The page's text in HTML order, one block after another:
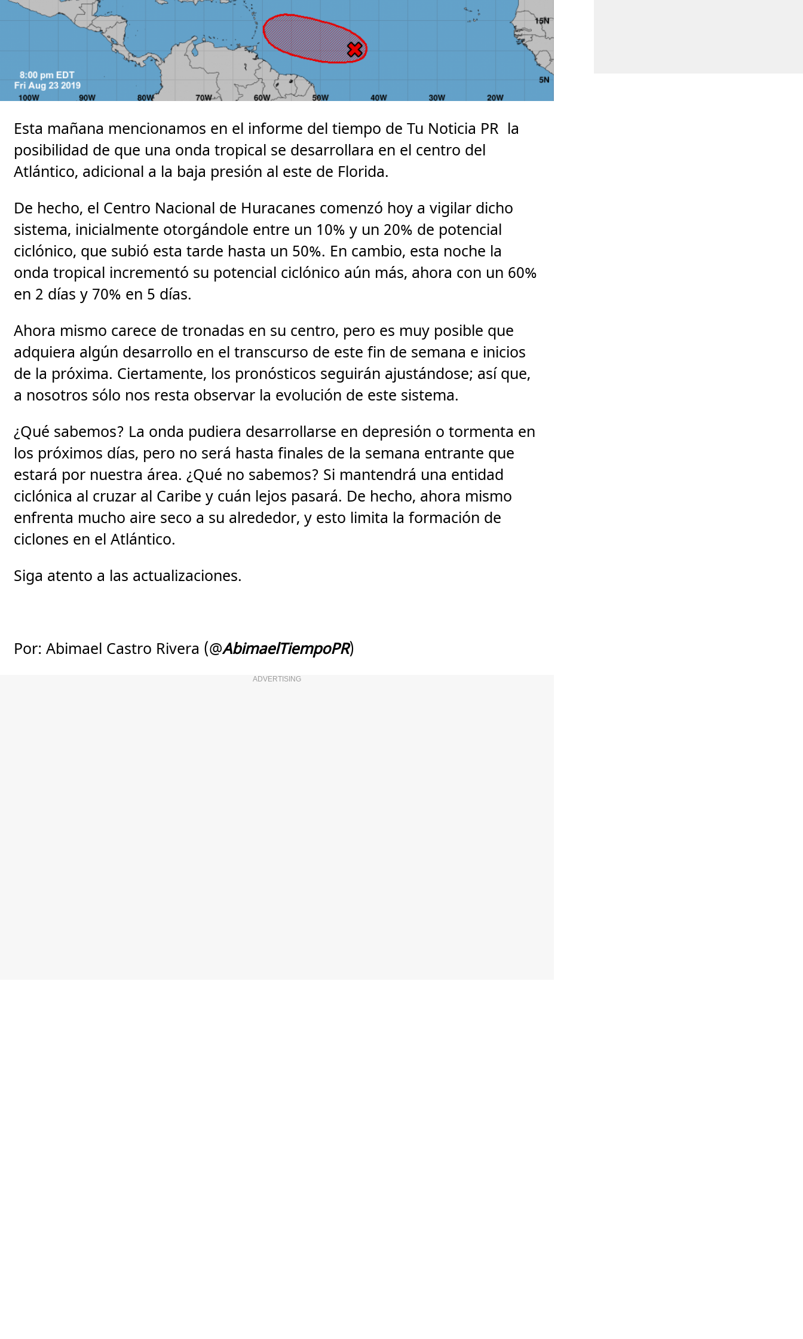
Esta mañana mencionamos en el informe del tiempo de Tu Noticia PR la
posibilidad de que una onda tropical se desarrollara en el centro del
Atlántico, adicional a la baja presión al este de Florida.
De hecho, el Centro Nacional de Huracanes comenzó hoy a vigilar dicho
sistema, inicialmente otorgándole entre un 10% y un 20% de potencial
ciclónico, que subió esta tarde hasta un 50%. En cambio, esta noche la
onda tropical incrementó su potencial ciclónico aún más, ahora con un 60%
en 2 días y 70% en 5 días.
Ahora mismo carece de tronadas en su centro, pero es muy posible que
adquiera algún desarrollo en el transcurso de este fin de semana e inicios
de la próxima. Ciertamente, los pronósticos seguirán ajustándose; así que,
a nosotros sólo nos resta observar la evolución de este sistema.
¿Qué sabemos? La onda pudiera desarrollarse en depresión o tormenta en
los próximos días, pero no será hasta finales de la semana entrante que
estará por nuestra área. ¿Qué no sabemos? Si mantendrá una entidad
ciclónica al cruzar al Caribe y cuán lejos pasará. De hecho, ahora mismo
enfrenta mucho aire seco a su alrededor, y esto limita la formación de
ciclones en el Atlántico.
Siga atento a las actualizaciones.
Por: Abimael Castro Rivera (@AbimaelTiempoPR)
ADVERTISING